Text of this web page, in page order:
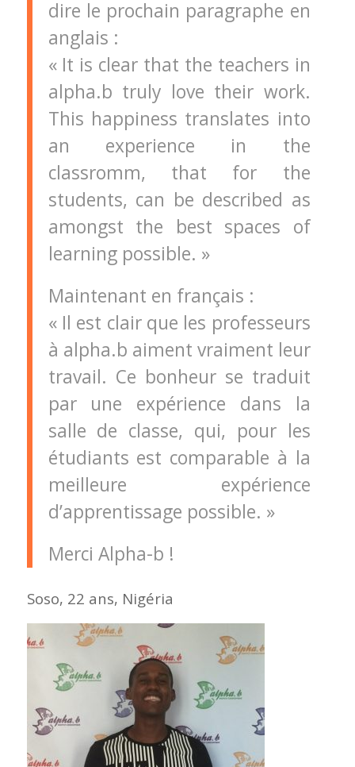
dire le prochain paragraphe en
anglais :
« It is clear that the teachers in
alpha.b truly love their work.
This happiness translates into
an experience in the
classromm, that for the
students, can be described as
amongst the best spaces of
learning possible. »
Maintenant en français :
« Il est clair que les professeurs
à alpha.b aiment vraiment leur
travail. Ce bonheur se traduit
par une expérience dans la
salle de classe, qui, pour les
étudiants est comparable à la
meilleure expérience
d’apprentissage possible. »
Merci Alpha-b !
Soso, 22 ans, Nigéria